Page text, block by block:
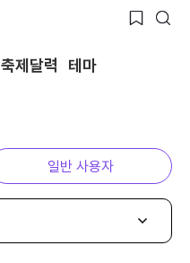
축제달력 테마
일반 사용자